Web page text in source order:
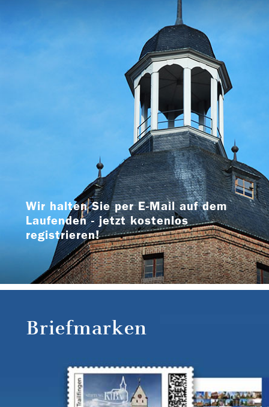
Wir halten Sie per E-Mail auf dem
Laufenden - jetzt kostenlos
registrieren!
Briefmarken